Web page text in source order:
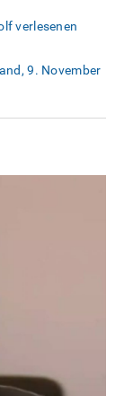
verlesenen
9. November